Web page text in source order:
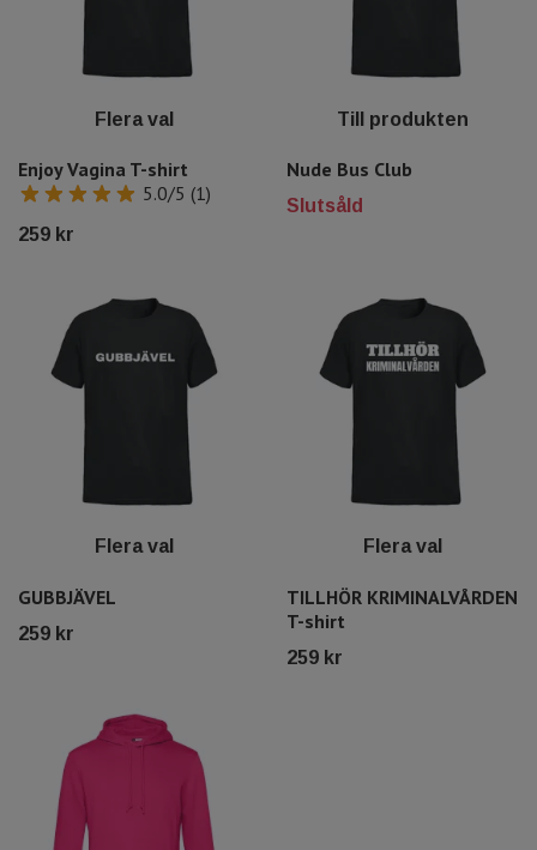
Flera val
Enjoy Vagina T-shirt
5.0/5 (1)
259 kr
Till produkten
Nude Bus Club
Slutsåld
Flera val
GUBBJÄVEL
259 kr
Flera val
TILLHÖR KRIMINALVÅRDEN
T-shirt
259 kr